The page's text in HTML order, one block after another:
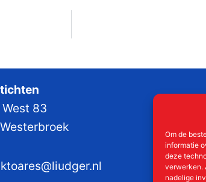
Om de
informatie
deze
verwerken.
nadelige
83